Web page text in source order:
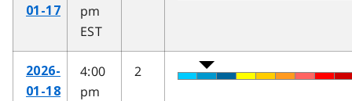
01-17
pm
EST
2026-
01-18
4:00
pm
2